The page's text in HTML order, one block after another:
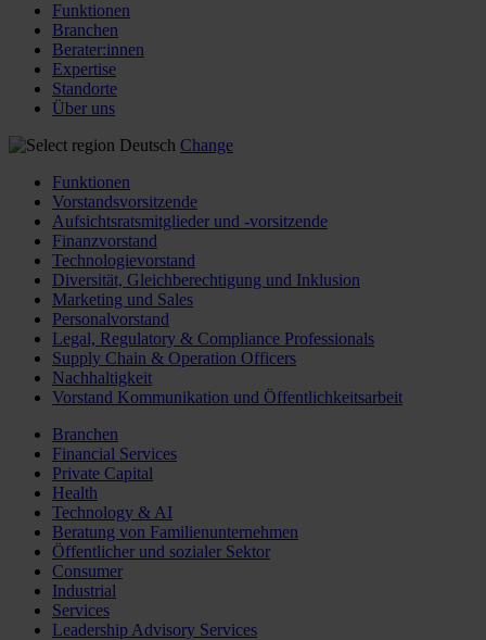
Funktionen
Branchen
Berater:innen
Expertise
Standorte
Über uns
Deutsch Change
Funktionen
Vorstandsvorsitzende
Aufsichtsratsmitglieder und -vorsitzende
Finanzvorstand
Technologievorstand
Diversität, Gleichberechtigung und Inklusion
Marketing und Sales
Personalvorstand
Legal, Regulatory & Compliance Professionals
Supply Chain & Operation Officers
Nachhaltigkeit
Vorstand Kommunikation und Öffentlichkeitsarbeit
Branchen
Financial Services
Private Capital
Health
Technology & AI
Beratung von Familienunternehmen
Öffentlicher und sozialer Sektor
Consumer
Industrial
Services
Leadership Advisory Services